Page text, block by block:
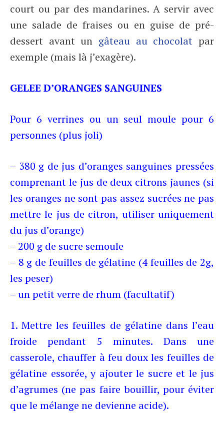
court ou par des mandarines. A servir avec
une salade de fraises ou en guise de pré-
dessert avant un gâteau au chocolat par
exemple (mais là j’exagère).
GELEE D’ORANGES SANGUINES
Pour 6 verrines ou un seul moule pour 6
personnes (plus joli)
– 380 g de jus d’oranges sanguines pressées
comprenant le jus de deux citrons jaunes (si
les oranges ne sont pas assez sucrées ne pas
mettre le jus de citron, utiliser uniquement
du jus d’orange)
– 200 g de sucre semoule
– 8 g de feuilles de gélatine (4 feuilles de 2g,
les peser)
– un petit verre de rhum (facultatif)
1. Mettre les feuilles de gélatine dans l’eau
froide pendant 5 minutes. Dans une
casserole, chauffer à feu doux les feuilles de
gélatine essorée, y ajouter le sucre et le jus
d’agrumes (ne pas faire bouillir, pour éviter
que le mélange ne devienne acide).